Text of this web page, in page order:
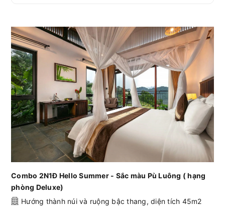
Combo 2N1Đ Hello Summer - Sắc màu Pù Luông ( hạng
phòng Deluxe)
Hướng thành núi và ruộng bậc thang, diện tích 45m2